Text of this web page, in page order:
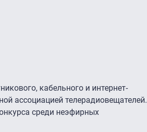
кабельного и интернет-
ассоциацией телерадиовещателей.
среди неэфирных